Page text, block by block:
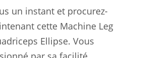
un instant et procurez-
cette Machine Leg
Ellipse. Vous